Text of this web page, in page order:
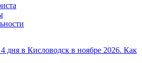
дня в Кисловодск в ноябре 2026. Как